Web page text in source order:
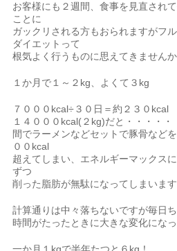
お客様にも２週間、食事を見直され
ことに
ガックリされる方もおられますがフ
ダイエットって
根気よく行うものに思えてきませんか
１か月で１～２kg、よくて３kg
７０００kcal÷３０日＝約２３０kcal
１４０００kcal(２kg)だと・・・・・
間でラーメンなどセットで豚骨など
００kcal
超えてしまい、エネルギーマックス
ずつ
削った脂肪が無駄になってしまいます
計算通りは中々落ちないですが毎日
時間がたったときに大きな変化になっ